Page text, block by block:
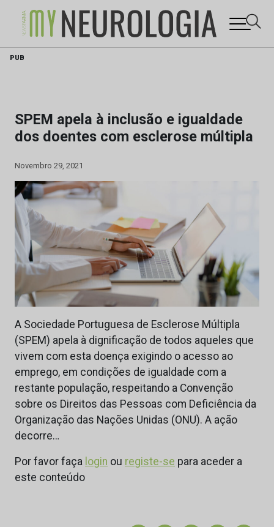
Skip
PUB
SPEM apela à inclusão e igualdade
dos doentes com esclerose múltipla
Novembro 29, 2021
A Sociedade Portuguesa de Esclerose Múltipla
(SPEM) apela à dignificação de todos aqueles que
vivem com esta doença exigindo o acesso ao
emprego, em condições de igualdade com a
restante população, respeitando a Convenção
sobre os Direitos das Pessoas com Deficiência da
Organização das Nações Unidas (ONU). A ação
decorre…
Por favor faça login ou registe-se para aceder a
este conteúdo